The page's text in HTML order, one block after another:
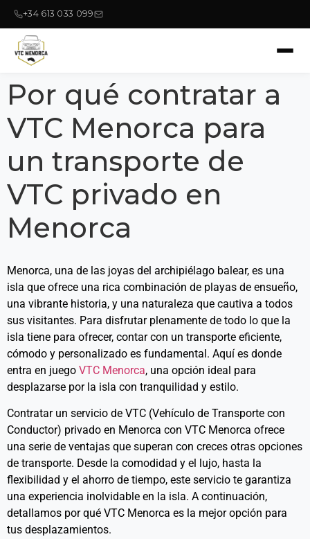
+34 613 033 099
Por qué contratar a
VTC Menorca para
un transporte de
VTC privado en
Menorca
Menorca, una de las joyas del archipiélago balear, es una
isla que ofrece una rica combinación de playas de ensueño,
una vibrante historia, y una naturaleza que cautiva a todos
sus visitantes. Para disfrutar plenamente de todo lo que la
isla tiene para ofrecer, contar con un transporte eficiente,
cómodo y personalizado es fundamental. Aquí es donde
entra en juego VTC Menorca, una opción ideal para
desplazarse por la isla con tranquilidad y estilo.
Contratar un servicio de VTC (Vehículo de Transporte con
Conductor) privado en Menorca con VTC Menorca ofrece
una serie de ventajas que superan con creces otras opciones
de transporte. Desde la comodidad y el lujo, hasta la
flexibilidad y el ahorro de tiempo, este servicio te garantiza
una experiencia inolvidable en la isla. A continuación,
detallamos por qué VTC Menorca es la mejor opción para
tus desplazamientos.